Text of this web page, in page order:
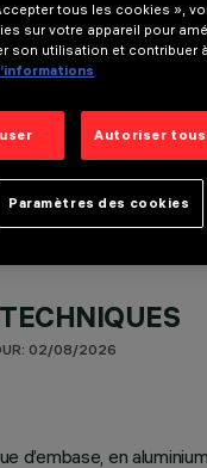
02/08/2026
d’embase, en
tous les cookies »,
sur votre appareil pour
son utilisation et contribuer
Autoriser tous
Paramètres des cookies